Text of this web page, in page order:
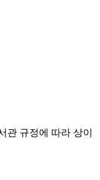
관 규정에 따라 상이